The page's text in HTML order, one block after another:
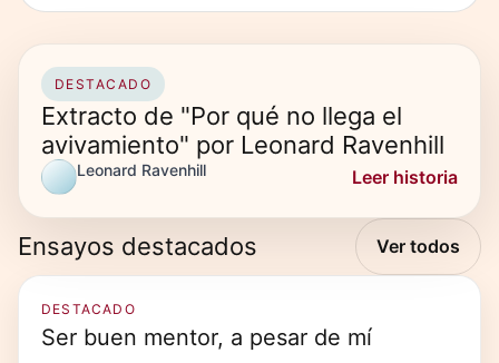
DESTACADO
Extracto de "Por qué no llega el
avivamiento" por Leonard Ravenhill
Leonard Ravenhill Leer historia
Ensayos destacados Ver todos
DESTACADO
Ser buen mentor, a pesar de mí